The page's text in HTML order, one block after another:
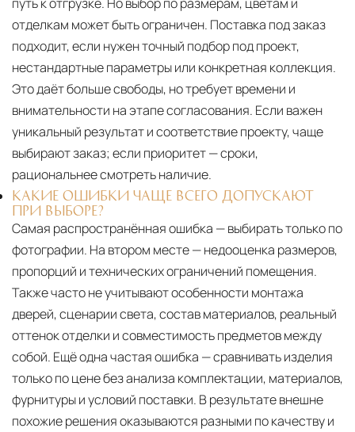
отделкам может быть ограничен. Поставка под заказ
подходит, если нужен точный подбор под проект,
нестандартные параметры или конкретная коллекция.
Это даёт больше свободы, но требует времени и
внимательности на этапе согласования. Если важен
уникальный результат и соответствие проекту, чаще
выбирают заказ; если приоритет — сроки,
рациональнее смотреть наличие.
КАКИЕ ОШИБКИ ЧАЩЕ ВСЕГО ДОПУСКАЮТ
ПРИ ВЫБОРЕ?
Самая распространённая ошибка — выбирать только по
фотографии. На втором месте — недооценка размеров,
пропорций и технических ограничений помещения.
Также часто не учитывают особенности монтажа
дверей, сценарии света, состав материалов, реальный
оттенок отделки и совместимость предметов между
собой. Ещё одна частая ошибка — сравнивать изделия
только по цене без анализа комплектации, материалов,
фурнитуры и условий поставки. В результате внешне
похожие решения оказываются разными по качеству и